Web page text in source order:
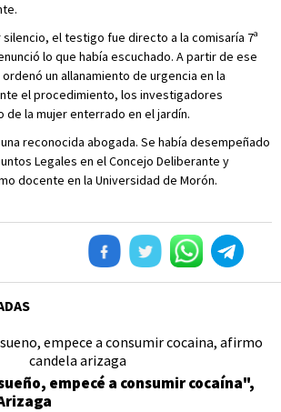
el testigo fue directo a la comisaría 7ª
lo que había escuchado. A partir de ese
un allanamiento de urgencia en la
el procedimiento, los investigadores
de la mujer enterrado en el jardín.
reconocida abogada. Se había desempeñado
Legales en el Concejo Deliberante y
docente en la Universidad de Morón.
empecé a consumir cocaína",